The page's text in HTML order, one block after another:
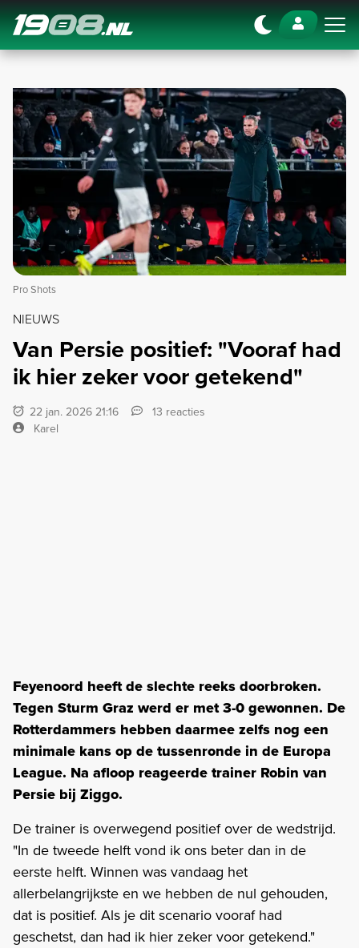
Navigation
Pro Shots
NIEUWS
Van Persie positief: "Vooraf had
ik hier zeker voor getekend"
22 jan. 2026 21:16
13 reacties
Karel
Feyenoord heeft de slechte reeks doorbroken.
Tegen Sturm Graz werd er met 3-0 gewonnen. De
Rotterdammers hebben daarmee zelfs nog een
minimale kans op de tussenronde in de Europa
League. Na afloop reageerde trainer Robin van
Persie bij Ziggo.
De trainer is overwegend positief over de wedstrijd.
"In de tweede helft vond ik ons beter dan in de
eerste helft. Winnen was vandaag het
allerbelangrijkste en we hebben de nul gehouden,
dat is positief. Als je dit scenario vooraf had
geschetst, dan had ik hier zeker voor getekend."